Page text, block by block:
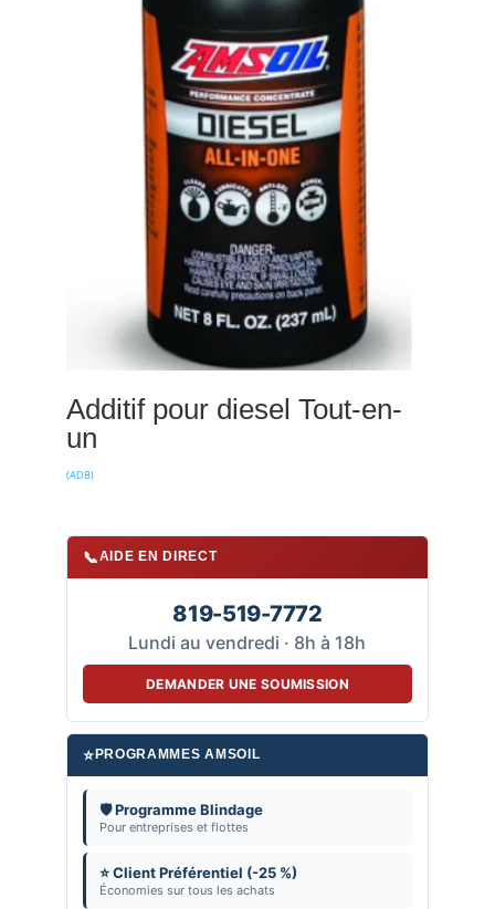
Additif pour diesel Tout-en-
un
(ADB)
📞AIDE EN DIRECT
819-519-7772
Lundi au vendredi · 8h à 18h
DEMANDER UNE SOUMISSION
⭐ PROGRAMMES AMSOIL
🛡️ Programme Blindage
Pour entreprises et flottes
⭐ Client Préférentiel (-25 %)
Économies sur tous les achats